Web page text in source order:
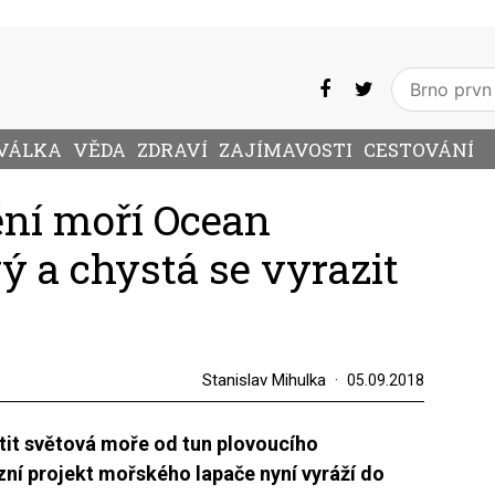
VĚDA ZDRAVÍ ZAJÍMAVOSTI CESTOVÁNÍ
moří Ocean
a chystá se vyrazit
Stanislav Mihulka 05.09.2018
světová moře od tun plovoucího
projekt mořského lapače nyní vyráží do